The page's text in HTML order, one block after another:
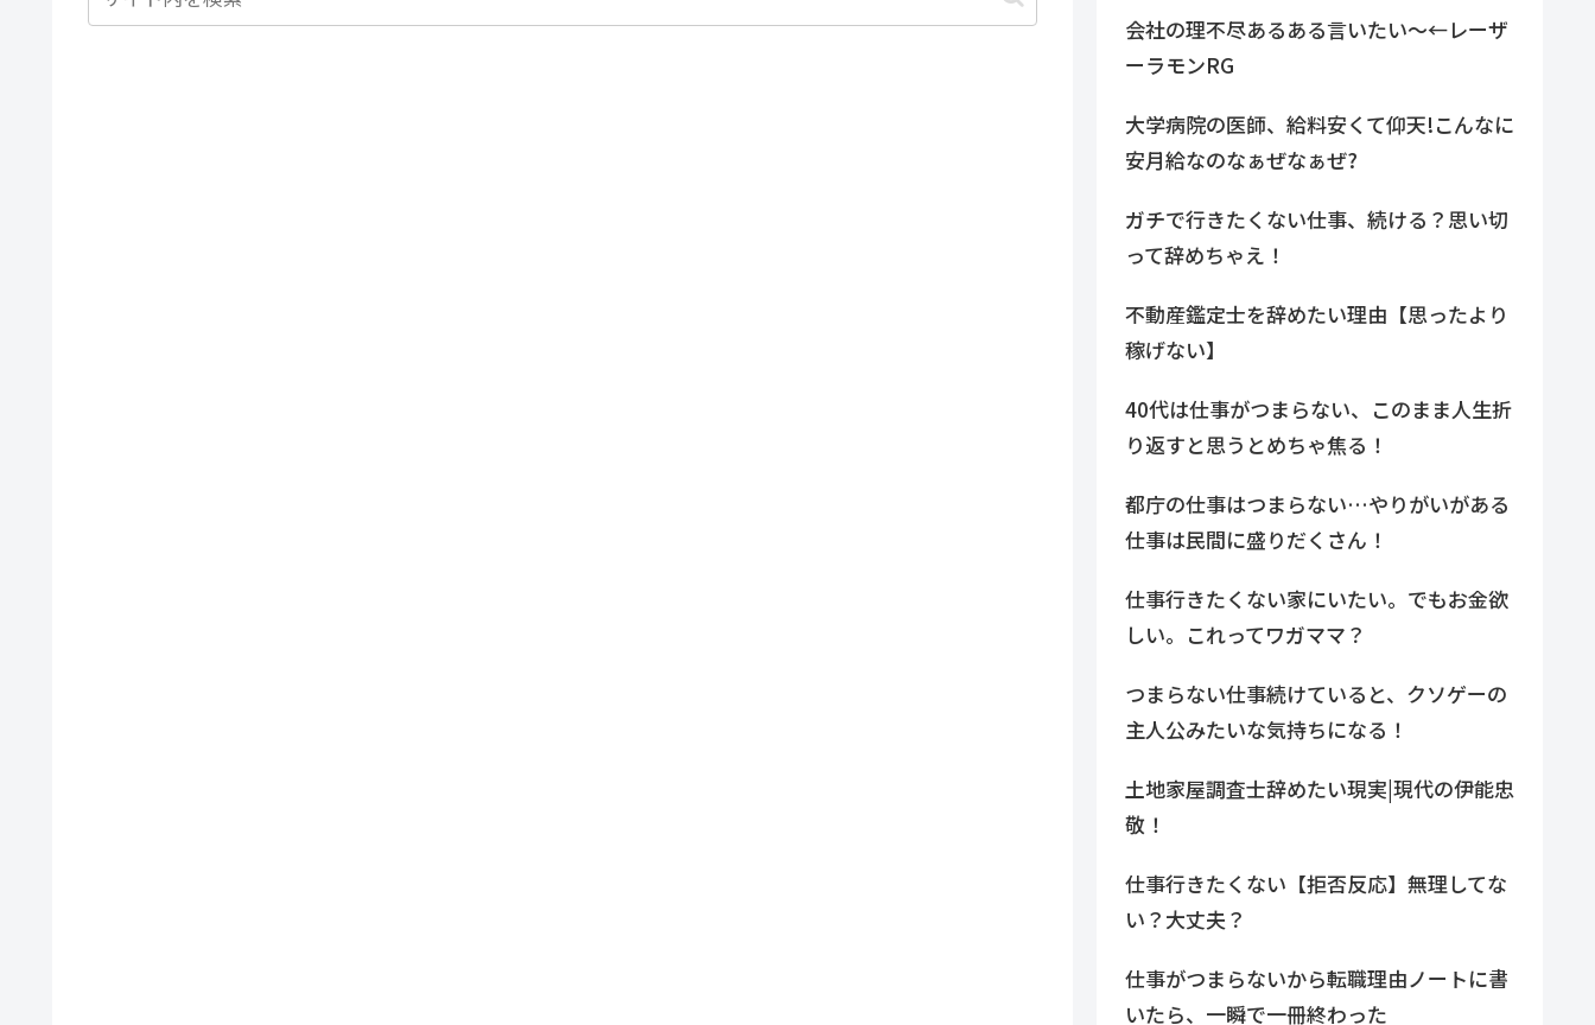
会社の理不尽あるある言いたい～←レーザ
ーラモンRG
大学病院の医師、給料安くて仰天!こんなに
安月給なのなぁぜなぁぜ?
ガチで行きたくない仕事、続ける？思い切
って辞めちゃえ！
不動産鑑定士を辞めたい理由【思ったより
稼げない】
40代は仕事がつまらない、このまま人生折
り返すと思うとめちゃ焦る！
都庁の仕事はつまらない…やりがいがある
仕事は民間に盛りだくさん！
仕事行きたくない家にいたい。でもお金欲
しい。これってワガママ？
つまらない仕事続けていると、クソゲーの
主人公みたいな気持ちになる！
土地家屋調査士辞めたい現実|現代の伊能忠
敬！
仕事行きたくない【拒否反応】無理してな
い？大丈夫？
仕事がつまらないから転職理由ノートに書
いたら、一瞬で一冊終わった